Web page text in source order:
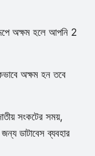
অক্ষম হলে আপনি 2
অক্ষম হন তবে
সংকটের সময়,
ডাটাবেস ব্যবহার